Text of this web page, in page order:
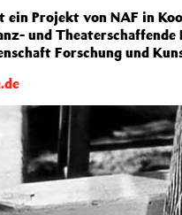
ein Projekt von NAF in
und
Forschung und